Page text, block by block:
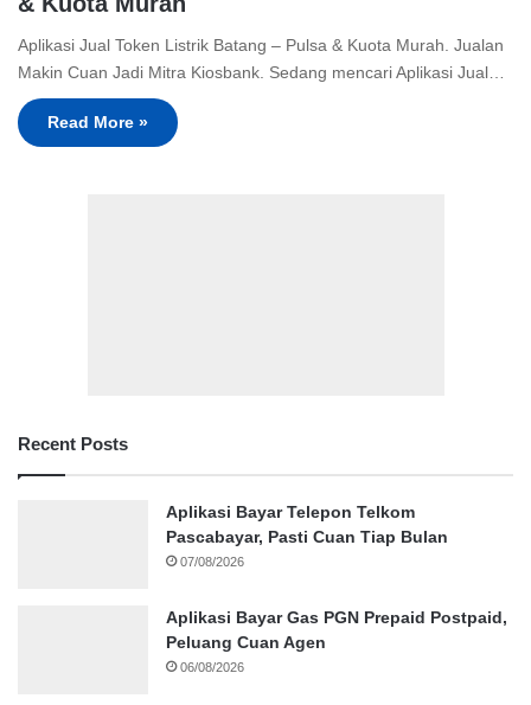
Aplikasi Jual Token Listrik Batang – Pulsa & Kuota Murah. Jualan
Makin Cuan Jadi Mitra Kiosbank. Sedang mencari Aplikasi Jual…
Read More »
Recent Posts
Aplikasi Bayar Telepon Telkom
Pascabayar, Pasti Cuan Tiap Bulan
07/08/2026
Aplikasi Bayar Gas PGN Prepaid Postpaid,
Peluang Cuan Agen
06/08/2026